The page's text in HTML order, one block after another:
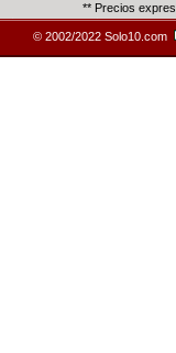
** Precios
© 2002/2022 Solo10.com